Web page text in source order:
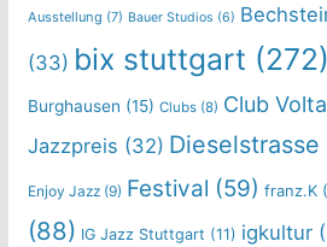
Ausstellung (7) Bauer Studios (6)
(33) bix stuttgart (272)
Burghausen (15) Clubs(8) Club
Jazzpreis (32) Dieselstrasse
Enjoy Jazz(9) Festival (59) franz.K
(88) IG Jazz Stuttgart (11) igkultur